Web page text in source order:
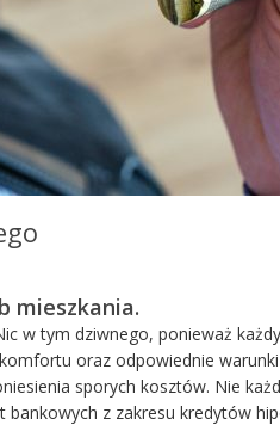
mieszkania.
w tym dziwnego, ponieważ
oraz odpowiednie warunki
sporych kosztów. Nie
z zakresu kredytów